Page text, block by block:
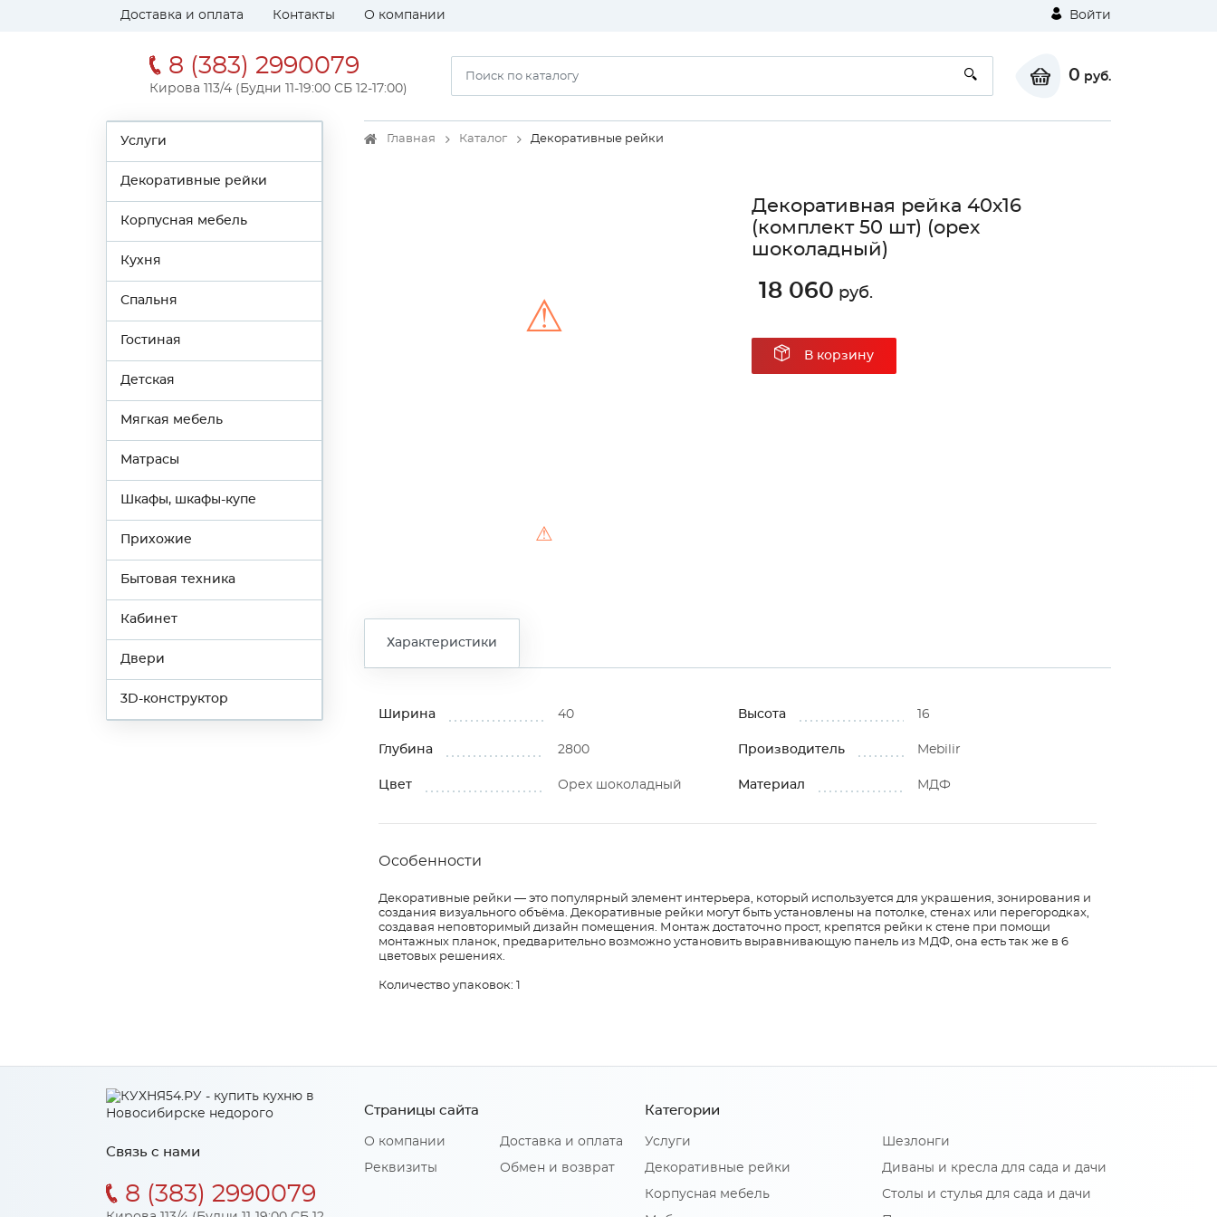
Доставка и оплата Контакты О компании Войти
8 (383) 2990079
Кирова 113/4 (Будни 11-19:00 СБ 12-17:00)
0 руб.
Услуги
Декоративные рейки
Корпусная мебель
Кухня
Спальня
Гостиная
Детская
Мягкая мебель
Матрасы
Шкафы, шкафы-купе
Прихожие
Бытовая техника
Кабинет
Двери
3D-конструктор
Главная Каталог Декоративные рейки
⚠
⚠
Декоративная рейка 40х16
(комплект 50 шт) (орех
шоколадный)
18 060 руб.
В корзину
Характеристики
Ширина 40 Высота 16
Глубина 2800 Производитель Mebilir
Цвет Орех шоколадный Материал МДФ
Особенности
Декоративные рейки — это популярный элемент интерьера, который используется для украшения, зонирования и
создания визуального объёма. Декоративные рейки могут быть установлены на потолке, стенах или перегородках,
создавая неповторимый дизайн помещения. Монтаж достаточно прост, крепятся рейки к стене при помощи
монтажных планок, предварительно возможно установить выравнивающую панель из МДФ, она есть так же в 6
цветовых решениях.
Количество упаковок: 1
Связь с нами
8 (383) 2990079
Страницы сайта
О компании
Реквизиты
Доставка и оплата
Обмен и возврат
Категории
Услуги
Декоративные рейки
Корпусная мебель
Шезлонги
Диваны и кресла для сада и дачи
Столы и стулья для сада и дачи